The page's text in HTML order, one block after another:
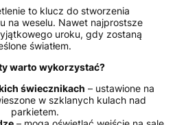
to klucz do stworzenia
na weselu. Nawet najprostsze
uroku, gdy zostaną
światłem.
warto wykorzystać?
świecznikach – ustawione na
w szklanych kulach nad
parkietem.